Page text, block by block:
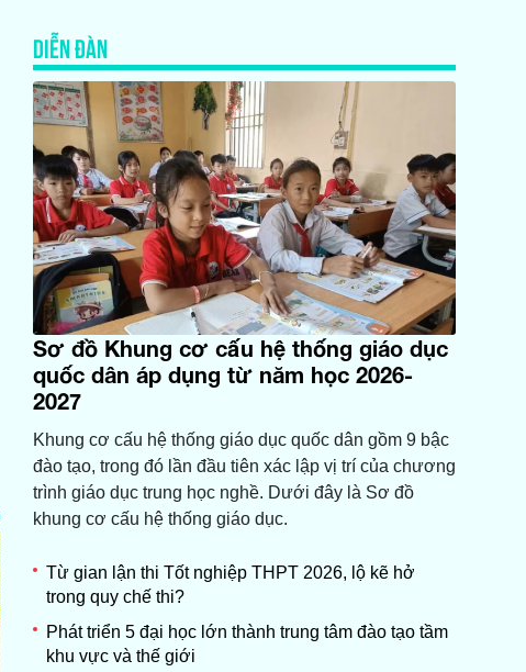
DIỄN ĐÀN
Sơ đồ Khung cơ cấu hệ thống giáo dục
quốc dân áp dụng từ năm học 2026-
2027
Khung cơ cấu hệ thống giáo dục quốc dân gồm 9 bậc
đào tạo, trong đó lần đầu tiên xác lập vị trí của chương
trình giáo dục trung học nghề. Dưới đây là Sơ đồ
khung cơ cấu hệ thống giáo dục.
Từ gian lận thi Tốt nghiệp THPT 2026, lộ kẽ hở
trong quy chế thi?
Phát triển 5 đại học lớn thành trung tâm đào tạo tầm
khu vực và thế giới